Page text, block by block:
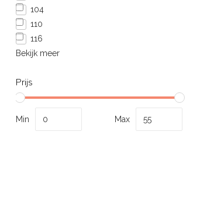
104
110
116
Bekijk meer
Prijs
Min Max